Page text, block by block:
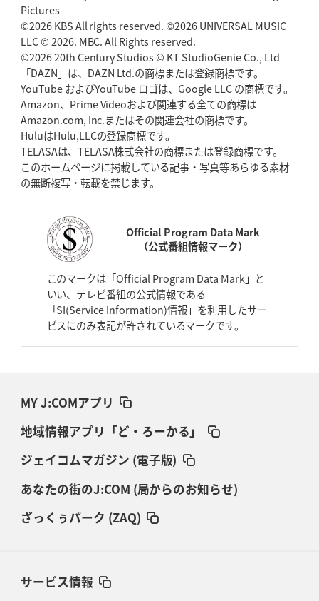
Pictures
©2026 KBS All rights reserved. ©2026 UNIVERSAL MUSIC
LLC © 2026. MBC. All Rights reserved.
©2026 20th Century Studios © KT StudioGenie Co., Ltd
「DAZN」は、DAZN Ltd.の商標または登録商標です。
YouTube およびYouTube ロゴは、Google LLC の商標です。
Amazon、Prime Videoおよび関連する全ての商標は
Amazon.com, Inc.またはその関連会社の商標です。
HuluはHulu,LLCの登録商標です。
TELASAは、TELASA株式会社の商標または登録商標です。
このホームページに掲載している記事・写真等あらゆる素材
の無断複写・転載を禁じます。
Official Program Data Mark
（公式番組情報マーク）
このマークは「Official Program Data Mark」と
いい、テレビ番組の公式情報である
「SI(Service Information)情報」を利用したサー
ビスにのみ表記が許されているマークです。
MY J:COMアプリ
地域情報アプリ「ど・ろーかる」
ジェイコムマガジン (電子版)
あなたの街のJ:COM (局からのお知らせ)
ざっくぅパーク (ZAQ)
サービス情報